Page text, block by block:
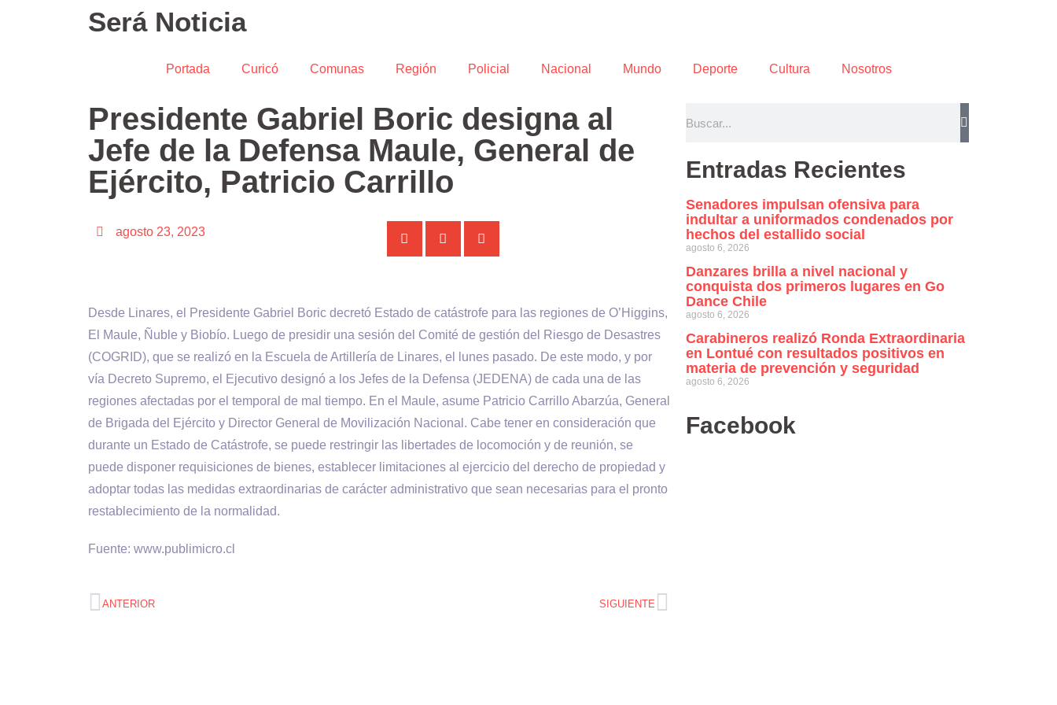
Será Noticia
Portada Curicó Comunas Región Policial Nacional Mundo Deporte Cultura Nosotros
Presidente Gabriel Boric designa al
Jefe de la Defensa Maule, General de
Ejército, Patricio Carrillo
agosto 23, 2023
Desde Linares, el Presidente Gabriel Boric decretó Estado de catástrofe para las regiones de O’Higgins,
El Maule, Ñuble y Biobío. Luego de presidir una sesión del Comité de gestión del Riesgo de Desastres
(COGRID), que se realizó en la Escuela de Artillería de Linares, el lunes pasado. De este modo, y por
vía Decreto Supremo, el Ejecutivo designó a los Jefes de la Defensa (JEDENA) de cada una de las
regiones afectadas por el temporal de mal tiempo. En el Maule, asume Patricio Carrillo Abarzúa, General
de Brigada del Ejército y Director General de Movilización Nacional. Cabe tener en consideración que
durante un Estado de Catástrofe, se puede restringir las libertades de locomoción y de reunión, se
puede disponer requisiciones de bienes, establecer limitaciones al ejercicio del derecho de propiedad y
adoptar todas las medidas extraordinarias de carácter administrativo que sean necesarias para el pronto
restablecimiento de la normalidad.
Fuente: www.publimicro.cl
ANTERIOR SIGUIENTE
Entradas Recientes
Senadores impulsan ofensiva para
indultar a uniformados condenados por
hechos del estallido social
agosto 6, 2026
Danzares brilla a nivel nacional y
conquista dos primeros lugares en Go
Dance Chile
agosto 6, 2026
Carabineros realizó Ronda Extraordinaria
en Lontué con resultados positivos en
materia de prevención y seguridad
agosto 6, 2026
Facebook